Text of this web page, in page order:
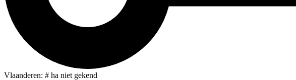
Vlaanderen: # ha niet gekend